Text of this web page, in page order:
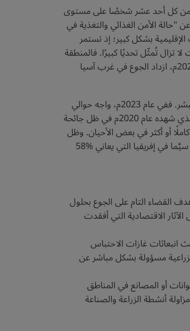
733 مليون شخص الجوع في عام 2023م؛ أي ما يعادل واحدًا من كل أحد عشر شخصًا على مستوى
و2023م نحو 152 مليونًا، وفقًا لأحدث تقرير عن "حالة الأمن الغذائي والتغذية في
التقرير: "تتفاوت الاتجاهات الإقليمية بشكل كبير؛ إذ تستمر
إفريقيا في الارتفاع لتصل إلى %20.4، وتظل مستقرة في آسيا بنسبة %8.1، وإن كانت لا تزال تُمثّل تحديًا كبيرًا. فالمنطقة
تضم أكثر من نصف مَن يعانون الجوع في العالم، وتُظهر تقدُّمًا في أمريكا اللاتينية بنسبة %6.2. ومن عام 2022م إلى عام 2023م، ازداد الجوع في غرب آسيا
إضافة إلى ذلك، فإن التقرير نفسه يُسلّط الضوء على أن الحصول على غذاء كافٍ لا يزال بعيد المنال بالنسبة إلى مليارات البشر. ففي عام 2023م، واجه حوالي
2.33 مليار شخص حول العالم انعدام أمن غذائي متوسطًا أو شديدًا. هذا الرقم لم يتغير بشكل ملحوظ منذ التحسُّن الكبير الذي شهده عام 2020م في ظل جائحة
يومًا كاملًا أو أكثر في بعض الأحيان. وظل
هذا العدد مرتفعًا بشكل مستمر منذ عام 2020م. وبينما تُظهر أمريكا اللاتينية تحسنًا، لا تزال هناك تحديات أوسع نطاقًا، ولا سيَّما في إفريقيا التي يعاني %58
ديسمبر 2019م، وعرقلت جهود الوصول إلى هدف القضاء التام على الجوع بحلول
الاقتصادية التي أفقدت
انبعاثات غازات الاحتباس
الأراضي الزراعية مسؤولة بشكل مباشر عن
أو المصانع في المناطق
أنشطة الزراعة والصناعة